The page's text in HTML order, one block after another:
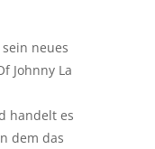
neues
Johnny La
handelt es
dem das